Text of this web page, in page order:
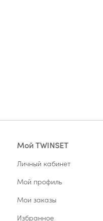
Мой TWINSET
Личный кабинет
Мой профиль
Мои заказы
Избранное